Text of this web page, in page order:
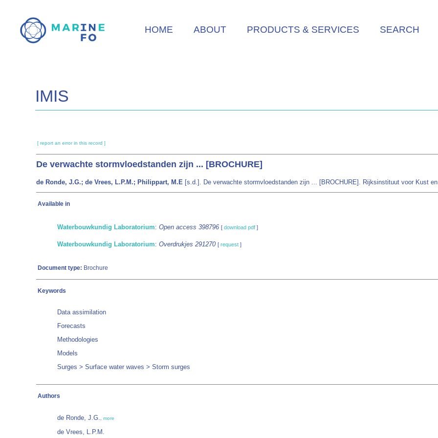
main
HOME ABOUT PRODUCTS & SERVICES SEARCH
IMIS
[ report an error in this record ]
De verwachte stormvloedstanden zijn ... [BROCHURE]
de Ronde, J.G.; de Vrees, L.P.M.; Philippart, M.E [s.d.]. De verwachte stormvloedstanden zijn ... [BROCHURE]. Rijksinstituut voor Kust
Available in
Waterbouwkundig Laboratorium: Open access 398796 [ download pdf ]
Waterbouwkundig Laboratorium: Overdrukjes 291270 [ request ]
Document type: Brochure
Keywords
Data assimilation
Forecasts
Methodologies
Models
Surges > Surface water waves > Storm surges
Authors
de Ronde, J.G. more
de Vrees, L.P.M.